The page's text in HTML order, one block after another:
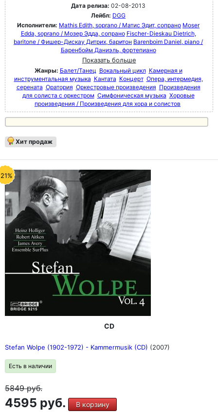
Дата релиза: 02-08-2013
Лейбл: DGG
Исполнители: Mathis Edith, soprano / Матис Эдит, сопрано Moser
Edda, soprano / Мозер Эдда, сопрано Fischer-Dieskau Dietrich,
baritone / Фишер-Дискау Дитрих, баритон Barenboim Daniel, piano /
Баренбойм Даниэль, фортепиано
Показать больше
Жанры: Балет/Танец Вокальный цикл Камерная и
инструментальная музыка Кантата Концерт Опера, интермедия,
серената Оратория Оркестровые произведения Произведения
для солиста с оркестром Симфоническая музыка Хоровые
произведения / Произведения для хора и солистов
Хит продаж
CD
Stefan Wolpe (1902-1972) - Kammermusik (CD) (2007)
Есть в наличии
5849руб.
4595 руб. В корзину